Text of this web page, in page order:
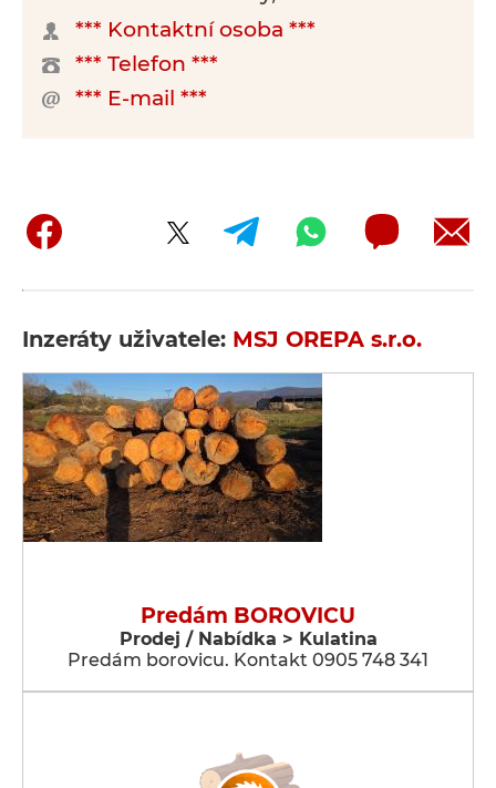
*** Kontaktní osoba ***
*** Telefon ***
*** E-mail ***
Inzeráty uživatele: MSJ OREPA s.r.o.
Predám BOROVICU
Prodej / Nabídka > Kulatina
Predám borovicu. Kontakt 0905 748 341